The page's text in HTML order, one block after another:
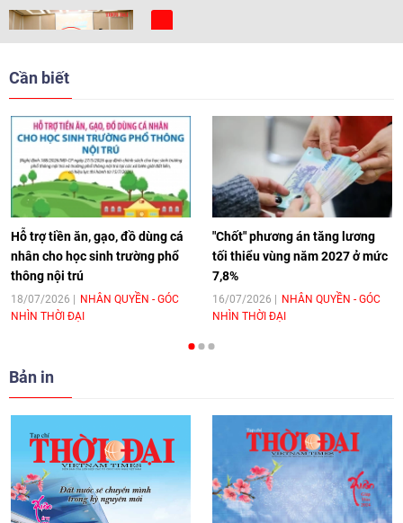
[Video] Trẻ em Đông Á cùng kiến tạo
[Video] Âm nhạc flamenco gắn kết văn
hoá Việt Nam - Tây Ban Nha
11:10 17/06/2026
[Video] Trao tặng Kỷ niệm chương "Vì
hòa bình, hữu nghị giữa các dân tộc"
cho Đại sứ Hungary tại Việt Nam
[Video] Nhân dân Việt Nam luôn trân
trọng tình cảm của nước Nga
08:02 | 13/06/2026
Cần biết
Hỗ trợ tiền ăn, gạo, đồ dùng cá
nhân cho học sinh trường phổ
thông nội trú
18/07/2026
NHÂN QUYỀN - GÓC
NHÌN THỜI ĐẠI
"Chốt" phương án tăng lương
tối thiểu vùng năm 2027 ở mức
7,8%
16/07/2026
NHÂN QUYỀN - GÓC
NHÌN THỜI ĐẠI
Bản in